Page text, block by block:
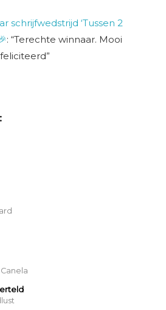
schrijfwedstrijd ‘Tussen 2
: “Terechte winnaar. Mooi
”